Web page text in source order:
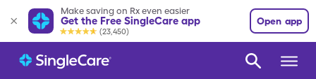
Make saving on Rx even easier
Get the Free SingleCare app
(23,450)
Open app